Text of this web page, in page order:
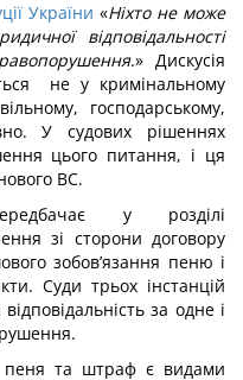
України «Ніхто не може
відповідальності
.» Дискусія
не у кримінальному
господарському,
У судових рішеннях
цього питання, і ця
ВС.
у розділі
зі сторони договору
зобов’язання пеню і
Суди трьох інстанцій
за одне і
пеня та штраф є видами